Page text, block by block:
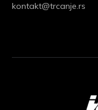
kontakt@trcanje.rs